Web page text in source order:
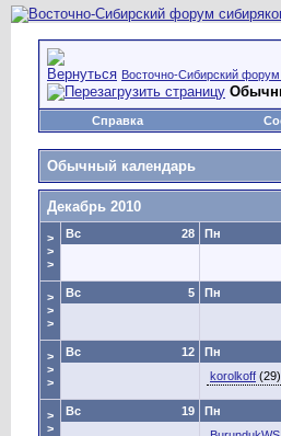
Восточно-Сибирский форум
Справка
Обычный календарь
Декабрь 2010
>
>
>
28
Вс Пн
>
>
>
5
Вс Пн
>
>
>
12
Вс
Пн
korolkoff (29)
>
>
19
Вс
Пн